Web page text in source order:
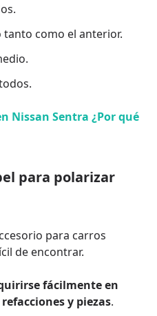
tanto como el anterior.
Nissan Sentra ¿Por qué
para polarizar
para carros
de encontrar.
fácilmente en
y piezas.